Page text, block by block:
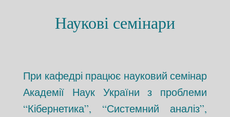
Наукові семінари
При кафедрі працює науковий семінар
Академії Наук України з проблеми
“Кібернетика”, “Системний аналіз”,